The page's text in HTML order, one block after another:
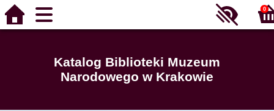
0
Katalog Biblioteki Muzeum
Narodowego w Krakowie